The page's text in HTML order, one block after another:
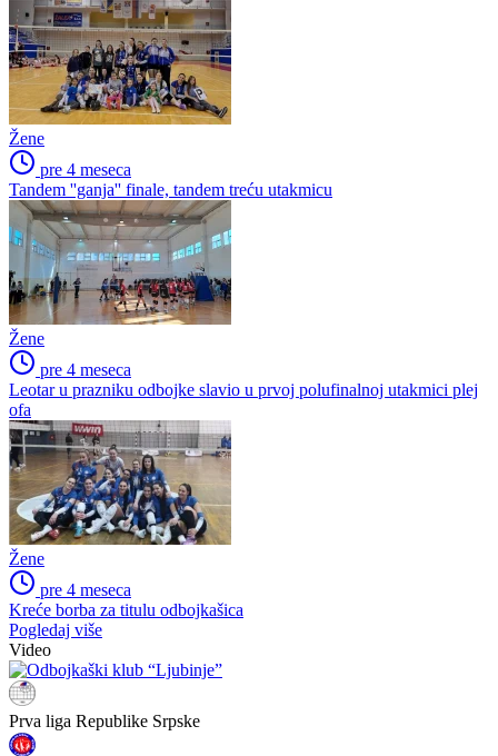
Žene
pre 4 meseca
Tandem ''ganja'' finale, tandem treću utakmicu
Žene
pre 4 meseca
Leotar u prazniku odbojke slavio u prvoj polufinalnoj utakmici plej
ofa
Žene
pre 4 meseca
Kreće borba za titulu odbojkašica
Pogledaj više
Video
Prva liga Republike Srpske